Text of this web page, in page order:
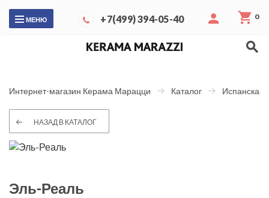
МЕНЮ +7(499) 394-05-40 0
Интернет-магазин Керама Марацци Каталог Испанская
НАЗАД В КАТАЛОГ
Эль-Реаль